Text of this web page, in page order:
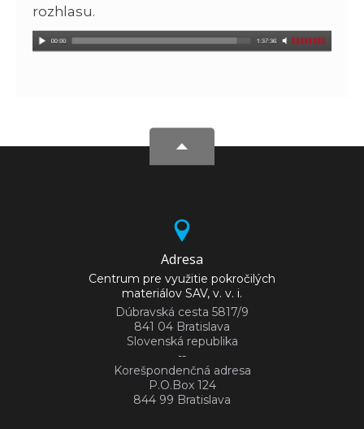
rozhlasu.
Adresa
Centrum pre využitie pokročilých
materiálov SAV, v. v. i.
Dúbravská cesta 5817/9
841 04 Bratislava
Slovenská republika
--
Korešpondenčná adresa
P.O.Box 124
844 99 Bratislava